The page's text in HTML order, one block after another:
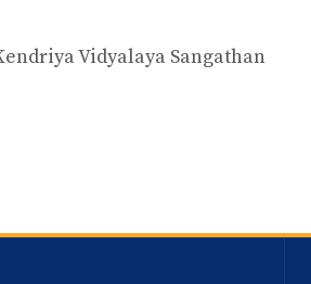
Vidyalaya Sangathan